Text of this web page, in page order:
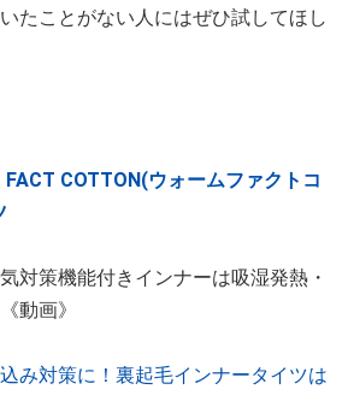
たことがない人にはぜひ試してほし
COTTON(ウォームファクトコ
対策機能付きインナーは吸湿発熱・
動画》
み対策に！裏起毛インナータイツは